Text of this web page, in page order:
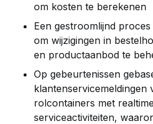
om kosten te berekenen
Een gestroomlijnd
om wijzigingen in
en productaanbod te
Op gebeurtenissen
rolcontainers met
serviceactiviteiten,